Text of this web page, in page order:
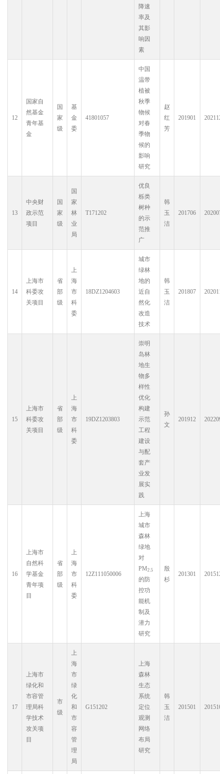
降速
率及
其影
响因
素
12
国家自
然基金
青年基
金
国
家
级
基
金
委
41801057
中国
温带
植被
秋季
物候
对春
季物
候的
影响
研究
赵
红
芳
201901
13
中央财
政示范
项目
国
家
级
国
家
林
业
局
T171202
优良
栎类
树种
的示
范推
广
韩
玉
洁
201706
14
上海市
科委攻
关项目
省
部
级
上
海
市
科
委
18DZ1204603
城市
绿林
地的
近自
然化
改造
技术
韩
玉
洁
201807
15
上海市
科委攻
关项目
省
部
级
上
海
市
科
委
19DZ1203803
崇明
岛林
地生
物多
样性
优化
构建
示范
工程
建设
与配
套产
业发
展实
践
孙
文
201912
16
上海市
自然科
学基金
青年项
目
省
部
级
上
海
市
科
委
12Z111050006
上海
城市
森林
绿地
对
PM2.5
的防
控功
能机
制及
潜力
研究
殷
杉
201301
17
上海市
绿化和
市容管
理局科
学技术
攻关项
目
市
级
上
海
市
绿
化
和
市
容
管
理
局
G151202
上海
森林
生态
系统
定位
观测
网络
布局
研究
韩
玉
洁
201501